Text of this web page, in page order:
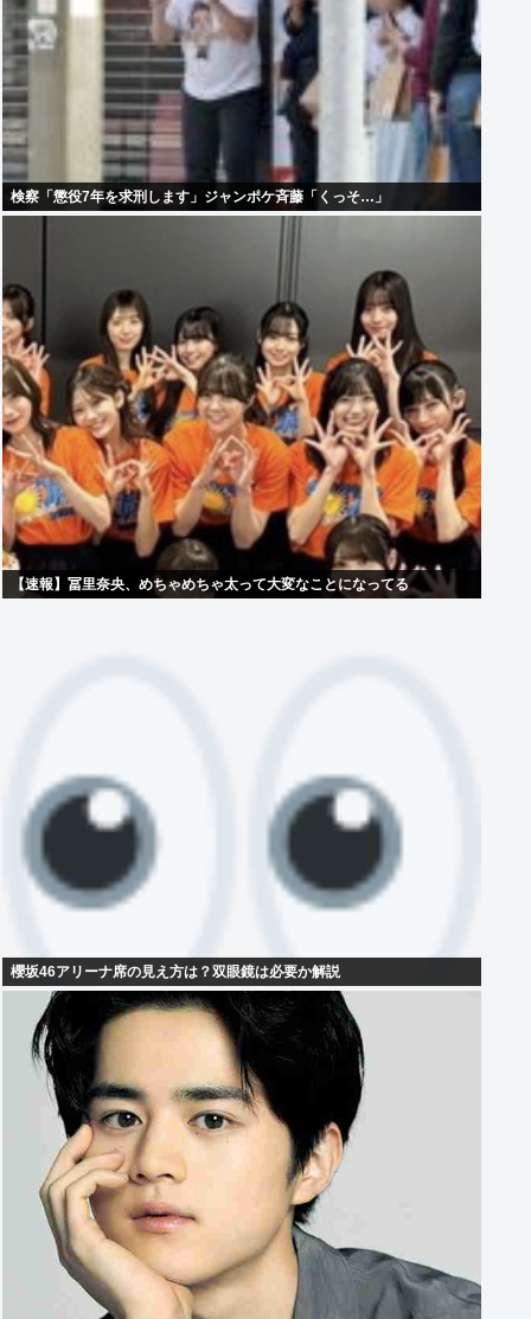
検察「懲役7年を求刑します」ジャンポケ斉藤「くっそ…」
【速報】冨里奈央、めちゃめちゃ太って大変なことになってる
櫻坂46アリーナ席の見え方は？双眼鏡は必要か解説